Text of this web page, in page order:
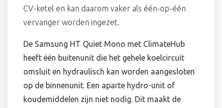
CV-ketel en kan daarom vaker als één-op-één
vervanger worden ingezet.
De Samsung HT Quiet Mono met ClimateHub
heeft één buitenunit die het gehele koelcircuit
omsluit en hydraulisch kan worden aangesloten
op de binnenunit. Een aparte hydro-unit of
koudemiddelen zijn niet nodig. Dit maakt de